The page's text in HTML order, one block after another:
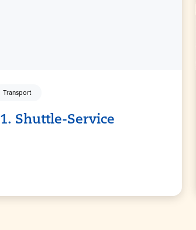
Transport
1. Shuttle-Service